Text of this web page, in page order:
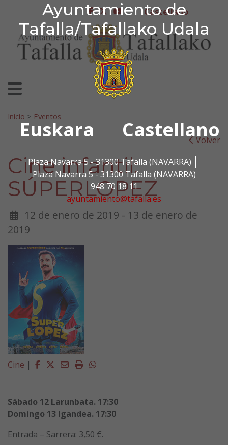
Ayuntamiento de
Tafalla/Tafallako Udala
Euskara Castellano
Plaza Navarra 5 - 31300 Tafalla (NAVARRA)
Plaza Navarra 5 - 31300 Tafalla (NAVARRA)
948 70 18 11
ayuntamiento@tafalla.es
Ir al contenido
Ayuntamiento de
facebook
twitter
youtubeCastellano
Search for:
Inicio > Eventos
Volver
Cine infantil:
SÚPERLOPEZ
12 de enero de 2019 - 13 de enero de
2019
Cine | Facebook
Twitter
EmailImprimirWhatsapp
Sábado 12 Larunbata. 17:30
Domingo 13 Igandea. 17:30
Entrada – Sarrera: 3,50 €.